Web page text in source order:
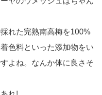
れた完熟南高梅を100%
色料といった添加物をい
よね。なんか体に良さそ